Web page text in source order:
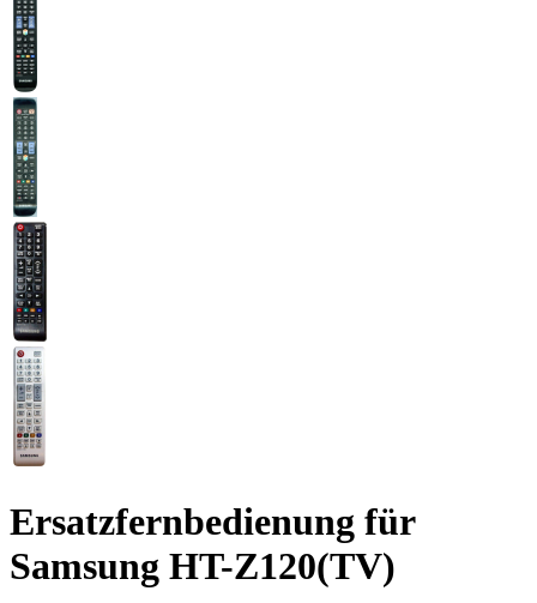
Ersatzfernbedienung für
Samsung HT-Z120(TV)